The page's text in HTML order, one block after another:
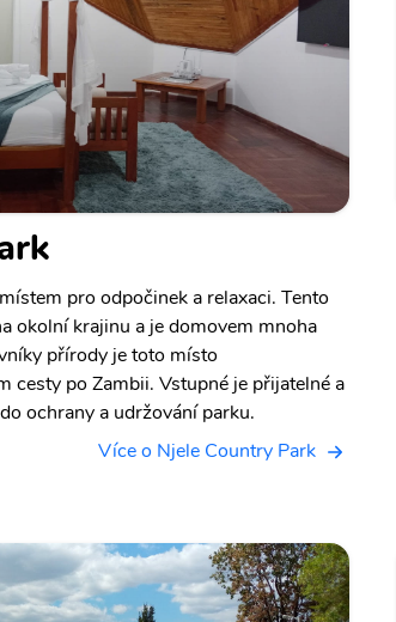
pro odpočinek a relaxaci. Tento
okolní krajinu a je domovem mnoha
přírody je toto místo
cesty po Zambii. Vstupné je přijatelné a
ochrany a udržování parku.
Více o Njele Country Park